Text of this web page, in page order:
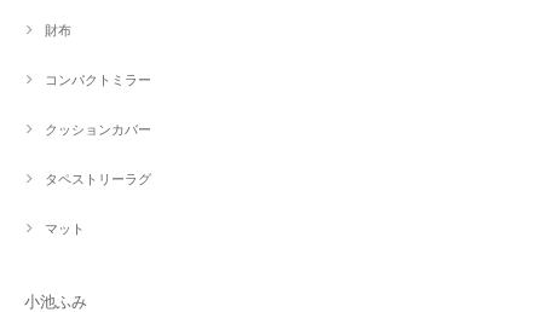
財布
コンパクトミラー
クッションカバー
タペストリーラグ
マット
小池ふみ